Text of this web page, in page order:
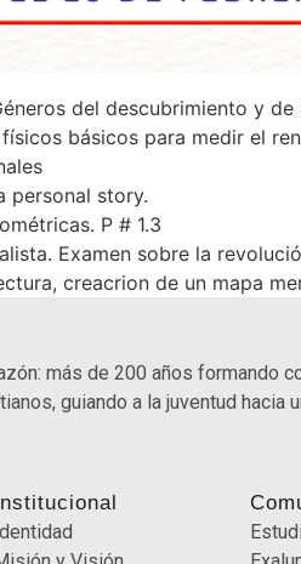
del descubrimiento y
básicos para medir el
personal story.
P # 1.3
Examen sobre la
creacrion de un mapa
más de 200 años formando
guiando a la juventud hacia